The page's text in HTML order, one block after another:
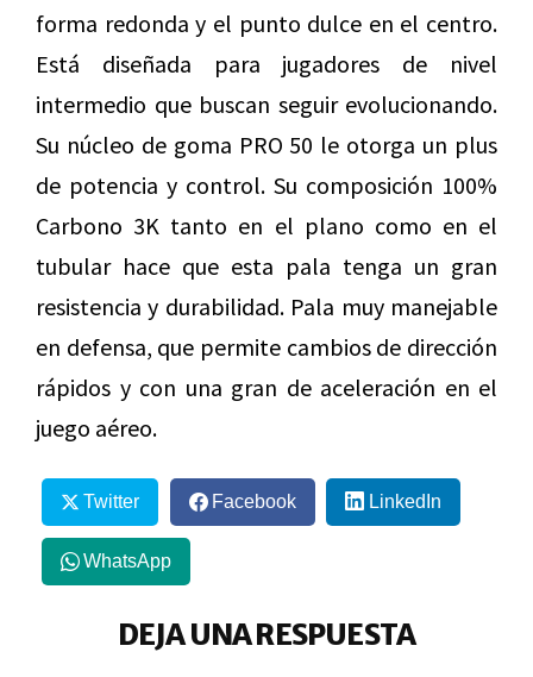
forma redonda y el punto dulce en el centro.
Está diseñada para jugadores de nivel
intermedio que buscan seguir evolucionando.
Su núcleo de goma PRO 50 le otorga un plus
de potencia y control. Su composición 100%
Carbono 3K tanto en el plano como en el
tubular hace que esta pala tenga un gran
resistencia y durabilidad. Pala muy manejable
en defensa, que permite cambios de dirección
rápidos y con una gran de aceleración en el
juego aéreo.
Twitter Facebook LinkedIn
WhatsApp
DEJA UNA RESPUESTA